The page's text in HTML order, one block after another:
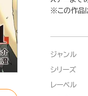
※この作品
ジャンル
シリーズ
レーベル